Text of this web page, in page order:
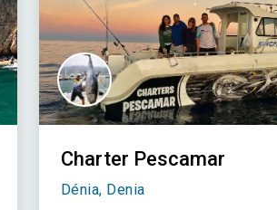
Charter Pescamar
Dénia, Denia